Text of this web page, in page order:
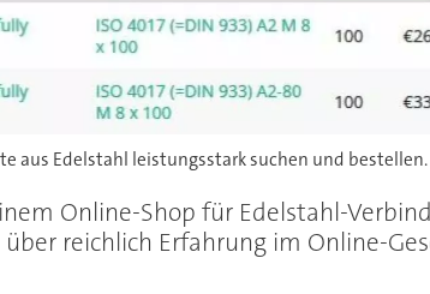
aus Edelstahl leistungsstark suchen und
Online-Shop für Edelstahl-
reichlich Erfahrung im Online-